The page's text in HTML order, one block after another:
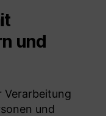
und
Verarbeitung
und